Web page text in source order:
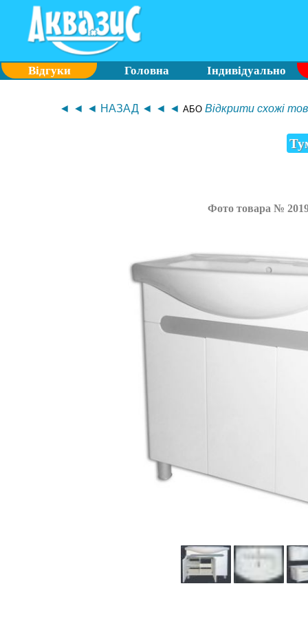
Відгуки Головна Індивідуально
◄ ◄ ◄ НАЗАД ◄ ◄ ◄ АБО Відкрити схожі
Фото товара №